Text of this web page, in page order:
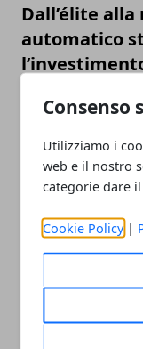
Consenso
Utilizziamo i
web e il nostro
categorie dare
Cookie Policy |
Dall’élite
automatico
Valutazione
scegliere il